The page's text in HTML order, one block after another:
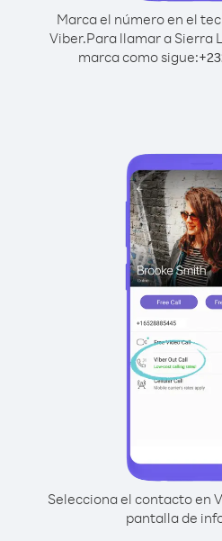
Marca el número en el
Viber.Para llamar a Sierra
marca como sigue:+
Selecciona el contacto en
pantalla de